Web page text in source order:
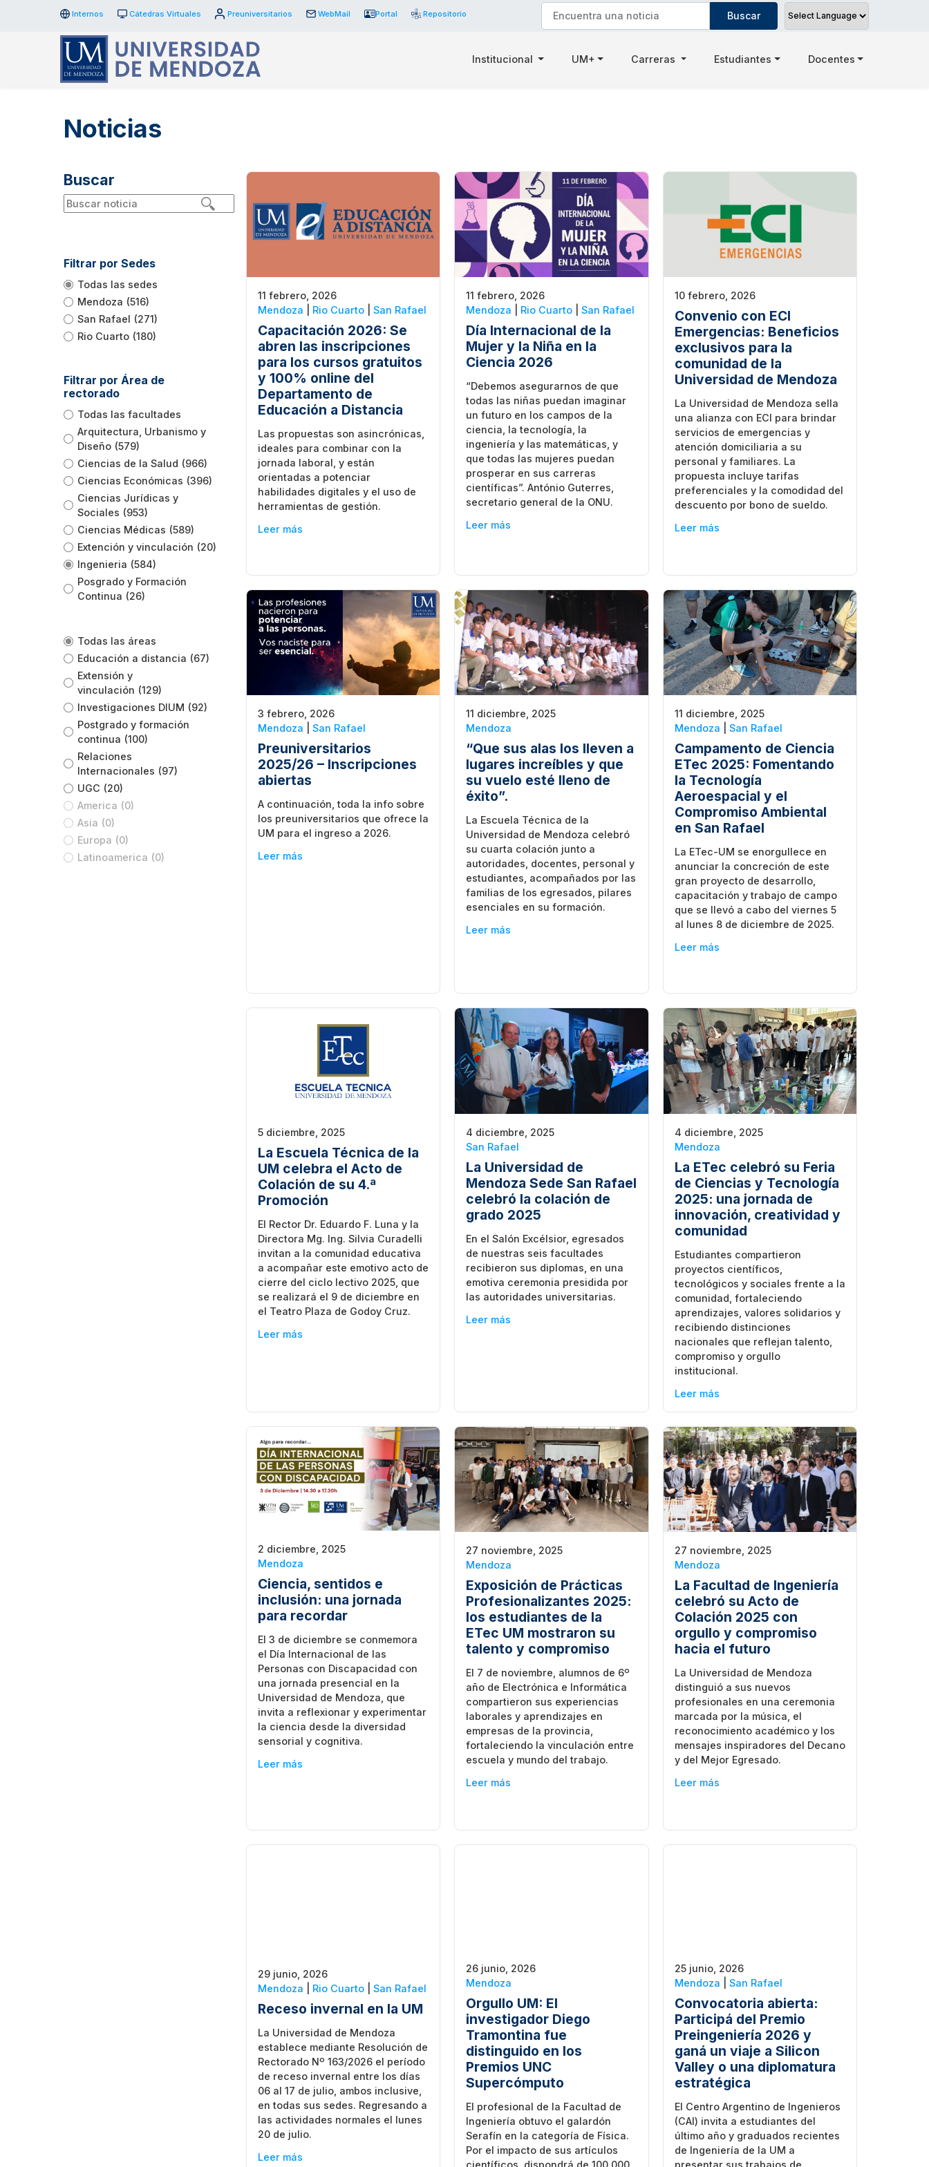
Internos Cátedras Virtuales Preuniversitarios WebMail Portal Repositorio
Institucional UM+ Carreras Estudiantes Docentes
Noticias
Buscar
Filtrar por Sedes
Todas las sedes
Mendoza (516)
San Rafael (271)
Rio Cuarto (180)
Filtrar por Área de
rectorado
Todas las facultades
Arquitectura, Urbanismo y
Diseño (579)
Ciencias de la Salud (966)
Ciencias Económicas (396)
Ciencias Jurídicas y
Sociales (953)
Ciencias Médicas (589)
Extención y vinculación (20)
Ingenieria (584)
Posgrado y Formación
Continua (26)
Todas las áreas
Educación a distancia (67)
Extensión y
vinculación (129)
Investigaciones DIUM (92)
Postgrado y formación
continua (100)
Relaciones
Internacionales (97)
UGC (20)
America (0)
Asia (0)
Europa (0)
Latinoamerica (0)
11 febrero, 2026
Mendoza
Rio Cuarto San Rafael
Capacitación 2026: Se
abren las inscripciones
para los cursos gratuitos
y 100% online del
Departamento de
Educación a Distancia
Las propuestas son asincrónicas,
ideales para combinar con la
jornada laboral, y están
orientadas a potenciar
habilidades digitales y el uso de
herramientas de gestión.
Leer más
11 febrero, 2026
Mendoza
Rio Cuarto |San Rafael
Día Internacional de la
Mujer y la Niña en la
Ciencia 2026
“Debemos asegurarnos de que
todas las niñas puedan imaginar
un futuro en los campos de la
ciencia, la tecnología, la
ingeniería y las matemáticas, y
que todas las mujeres puedan
prosperar en sus carreras
científicas”. António Guterres,
secretario general de la ONU.
Leer más
10 febrero, 2026
Convenio con ECI
Emergencias: Beneficios
exclusivos para la
comunidad de la
Universidad de Mendoza
La Universidad de Mendoza sella
una alianza con ECI para brindar
servicios de emergencias y
atención domiciliaria a su
personal y familiares. La
propuesta incluye tarifas
preferenciales y la comodidad del
descuento por bono de sueldo.
Leer más
3 febrero, 2026
Mendoza
San Rafael
Preuniversitarios
2025/26 – Inscripciones
abiertas
A continuación, toda la info sobre
los preuniversitarios que ofrece la
UM para el ingreso a 2026.
Leer más
11 diciembre, 2025
Mendoza
“Que sus alas los lleven a
lugares increíbles y que
su vuelo esté lleno de
éxito”.
La Escuela Técnica de la
Universidad de Mendoza celebró
su cuarta colación junto a
autoridades, docentes, personal y
estudiantes, acompañados por las
familias de los egresados, pilares
esenciales en su formación.
Leer más
11 diciembre, 2025
Mendoza
San Rafael
Campamento de Ciencia
ETec 2025: Fomentando
la Tecnología
Aeroespacial y el
Compromiso Ambiental
en San Rafael
La ETec-UM se enorgullece en
anunciar la concreción de este
gran proyecto de desarrollo,
capacitación y trabajo de campo
que se llevó a cabo del viernes 5
al lunes 8 de diciembre de 2025.
Leer más
5 diciembre, 2025
La Escuela Técnica de la
UM celebra el Acto de
Colación de su 4.ª
Promoción
El Rector Dr. Eduardo F. Luna y la
Directora Mg. Ing. Silvia Curadelli
invitan a la comunidad educativa
a acompañar este emotivo acto de
cierre del ciclo lectivo 2025, que
se realizará el 9 de diciembre en
el Teatro Plaza de Godoy Cruz.
Leer más
4 diciembre, 2025
San Rafael
La Universidad de
Mendoza Sede San Rafael
celebró la colación de
grado 2025
En el Salón Excélsior, egresados
de nuestras seis facultades
recibieron sus diplomas, en una
emotiva ceremonia presidida por
las autoridades universitarias.
Leer más
4 diciembre, 2025
Mendoza
La ETec celebró su Feria
de Ciencias y Tecnología
2025: una jornada de
innovación, creatividad y
comunidad
Estudiantes compartieron
proyectos científicos,
tecnológicos y sociales frente a la
comunidad, fortaleciendo
aprendizajes, valores solidarios y
recibiendo distinciones
nacionales que reflejan talento,
compromiso y orgullo
institucional.
Leer más
2 diciembre, 2025
Mendoza
Ciencia, sentidos e
inclusión: una jornada
para recordar
El 3 de diciembre se conmemora
el Día Internacional de las
Personas con Discapacidad con
una jornada presencial en la
Universidad de Mendoza, que
invita a reflexionar y experimentar
la ciencia desde la diversidad
sensorial y cognitiva.
Leer más
27 noviembre, 2025
Mendoza
Exposición de Prácticas
Profesionalizantes 2025:
los estudiantes de la
ETec UM mostraron su
talento y compromiso
El 7 de noviembre, alumnos de 6º
año de Electrónica e Informática
compartieron sus experiencias
laborales y aprendizajes en
empresas de la provincia,
fortaleciendo la vinculación entre
escuela y mundo del trabajo.
Leer más
27 noviembre, 2025
Mendoza
La Facultad de Ingeniería
celebró su Acto de
Colación 2025 con
orgullo y compromiso
hacia el futuro
La Universidad de Mendoza
distinguió a sus nuevos
profesionales en una ceremonia
marcada por la música, el
reconocimiento académico y los
mensajes inspiradores del Decano
y del Mejor Egresado.
Leer más
29 junio, 2026
Mendoza
Rio Cuarto San Rafael
Receso invernal en la UM
La Universidad de Mendoza
establece mediante Resolución de
Rectorado Nº 163/2026 el período
de receso invernal entre los días
06 al 17 de julio, ambos inclusive,
en todas sus sedes. Regresando a
las actividades normales el lunes
20 de julio.
Leer más
26 junio, 2026
Mendoza
Orgullo UM: El
investigador Diego
Tramontina fue
distinguido en los
Premios UNC
Supercómputo
El profesional de la Facultad de
Ingeniería obtuvo el galardón
Serafín en la categoría de Física.
Por el impacto de sus artículos
científicos, dispondrá de 100.000
25 junio, 2026
Mendoza
San Rafael
Convocatoria abierta:
Participá del Premio
Preingeniería 2026 y
ganá un viaje a Silicon
Valley o una diplomatura
estratégica
El Centro Argentino de Ingenieros
(CAI) invita a estudiantes del
último año y graduados recientes
de Ingeniería de la UM a
presentar sus trabajos de